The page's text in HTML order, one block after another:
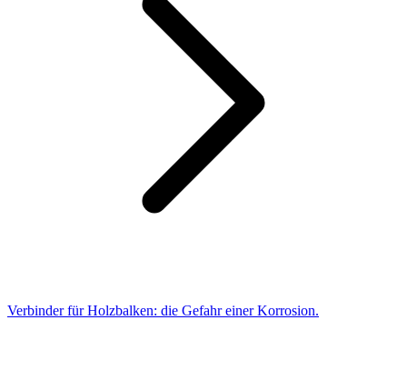
Verbinder für Holzbalken: die Gefahr einer Korrosion.